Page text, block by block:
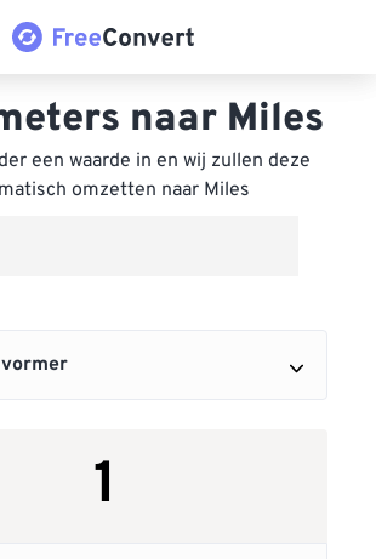
naar Miles
een waarde in en wij zullen deze
omzetten naar Miles